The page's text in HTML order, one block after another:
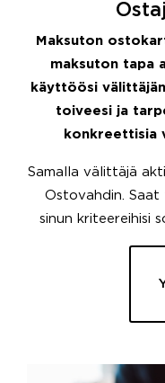
Maksuton
maksuton tapa
käyttöösi
toiveesi ja
konkreettisia
Samalla välittäjä
Ostovahdin. Saat
sinun kriteereihisi